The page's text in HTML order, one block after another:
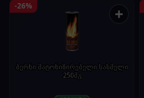
-26% +
ბერნი მატონიზირებელი სასმელი
250მგ